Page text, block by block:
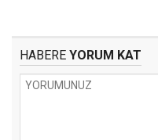
HABERE YORUM KAT